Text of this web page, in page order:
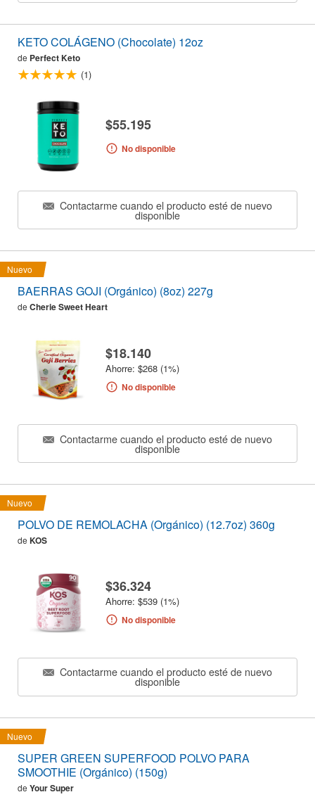
KETO COLÁGENO (Chocolate) 12oz
de Perfect Keto
(1)
$55.195
No disponible
Contactarme cuando el producto esté de nuevo
disponible
Nuevo
BAERRAS GOJI (Orgánico) (8oz) 227g
de Cherie Sweet Heart
$18.140
Ahorre: $268 (1%)
No disponible
Contactarme cuando el producto esté de nuevo
disponible
Nuevo
POLVO DE REMOLACHA (Orgánico) (12.7oz) 360g
de KOS
$36.324
Ahorre: $539 (1%)
No disponible
Contactarme cuando el producto esté de nuevo
disponible
Nuevo
SUPER GREEN SUPERFOOD POLVO PARA
SMOOTHIE (Orgánico) (150g)
de Your Super